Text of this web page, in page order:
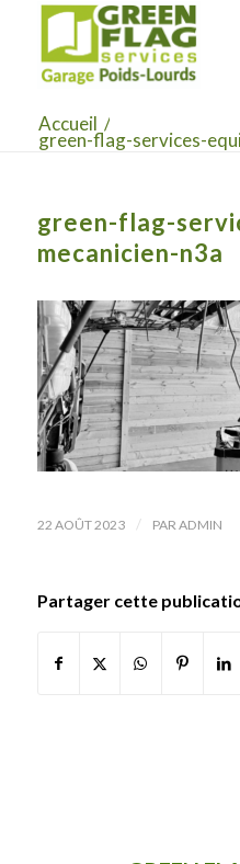
Accueil /
green-flag-services-
green-flag-
mecanicien-n3a
22 AOÛT 2023 / PARADMIN
Partager cette